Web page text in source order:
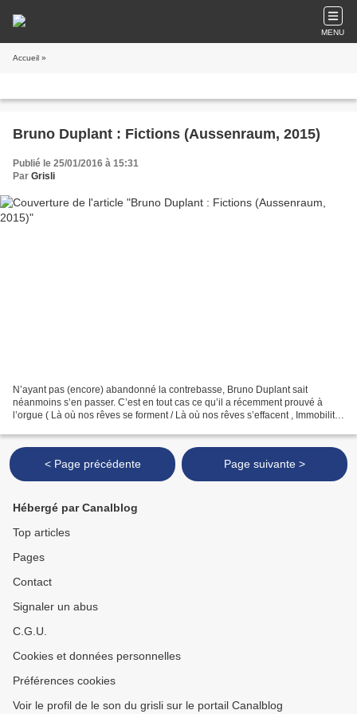
MENU
Accueil »
Bruno Duplant : Fictions (Aussenraum, 2015)
Publié le 25/01/2016 à 15:31
Par Grisli
N’ayant pas (encore) abandonné la contrebasse, Bruno Duplant sait
néanmoins s’en passer. C’est en tout cas ce qu’il a récemment prouvé à
l’orgue ( Là où nos rêves se forment / Là où nos rêves s’effacent , Immobilité
< Page précédente Page suivante >
Hébergé par Canalblog
Top articles
Pages
Contact
Signaler un abus
C.G.U.
Cookies et données personnelles
Préférences cookies
Voir le profil de le son du grisli sur le portail Canalblog